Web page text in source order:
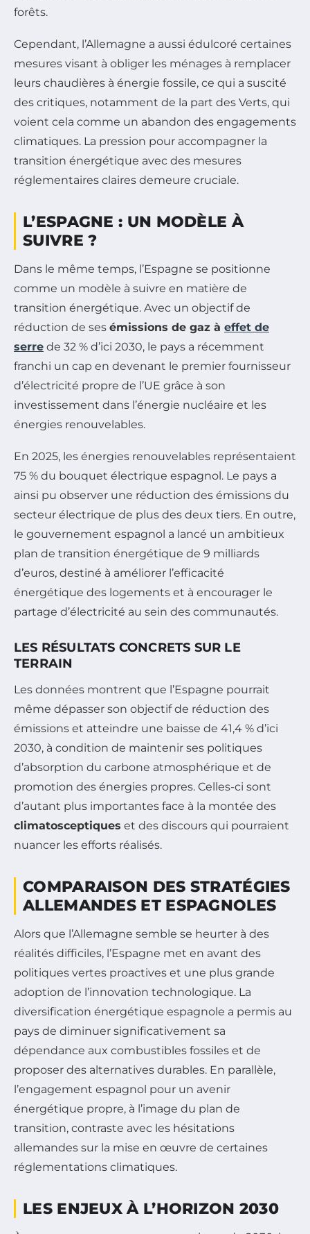
forêts.
Cependant, l’Allemagne a aussi édulcoré certaines
mesures visant à obliger les ménages à remplacer
leurs chaudières à énergie fossile, ce qui a suscité
des critiques, notamment de la part des Verts, qui
voient cela comme un abandon des engagements
climatiques. La pression pour accompagner la
transition énergétique avec des mesures
réglementaires claires demeure cruciale.
L’ESPAGNE : UN MODÈLE À
SUIVRE ?
Dans le même temps, l’Espagne se positionne
comme un modèle à suivre en matière de
transition énergétique. Avec un objectif de
réduction de ses émissions de gaz à effet de
serre de 32 % d’ici 2030, le pays a récemment
franchi un cap en devenant le premier fournisseur
d’électricité propre de l’UE grâce à son
investissement dans l’énergie nucléaire et les
énergies renouvelables.
En 2025, les énergies renouvelables représentaient
75 % du bouquet électrique espagnol. Le pays a
ainsi pu observer une réduction des émissions du
secteur électrique de plus des deux tiers. En outre,
le gouvernement espagnol a lancé un ambitieux
plan de transition énergétique de 9 milliards
d’euros, destiné à améliorer l’efficacité
énergétique des logements et à encourager le
partage d’électricité au sein des communautés.
LES RÉSULTATS CONCRETS SUR LE
TERRAIN
Les données montrent que l’Espagne pourrait
même dépasser son objectif de réduction des
émissions et atteindre une baisse de 41,4 % d’ici
2030, à condition de maintenir ses politiques
d’absorption du carbone atmosphérique et de
promotion des énergies propres. Celles-ci sont
d’autant plus importantes face à la montée des
climatosceptiques et des discours qui pourraient
nuancer les efforts réalisés.
COMPARAISON DES STRATÉGIES
ALLEMANDES ET ESPAGNOLES
Alors que l’Allemagne semble se heurter à des
réalités difficiles, l’Espagne met en avant des
politiques vertes proactives et une plus grande
adoption de l’innovation technologique. La
diversification énergétique espagnole a permis au
pays de diminuer significativement sa
dépendance aux combustibles fossiles et de
proposer des alternatives durables. En parallèle,
l’engagement espagnol pour un avenir
énergétique propre, à l’image du plan de
transition, contraste avec les hésitations
allemandes sur la mise en œuvre de certaines
réglementations climatiques.
LES ENJEUX À L’HORIZON 2030